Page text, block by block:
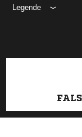
Legende